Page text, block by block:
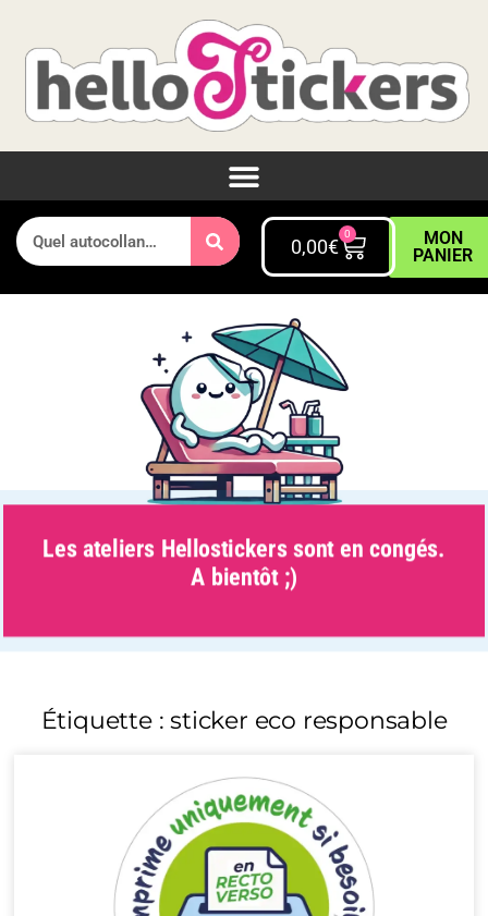
0,00€
0
MON
PANIER
Les ateliers Hellostickers sont en congés.
A bientôt ;)
Étiquette : sticker eco responsable